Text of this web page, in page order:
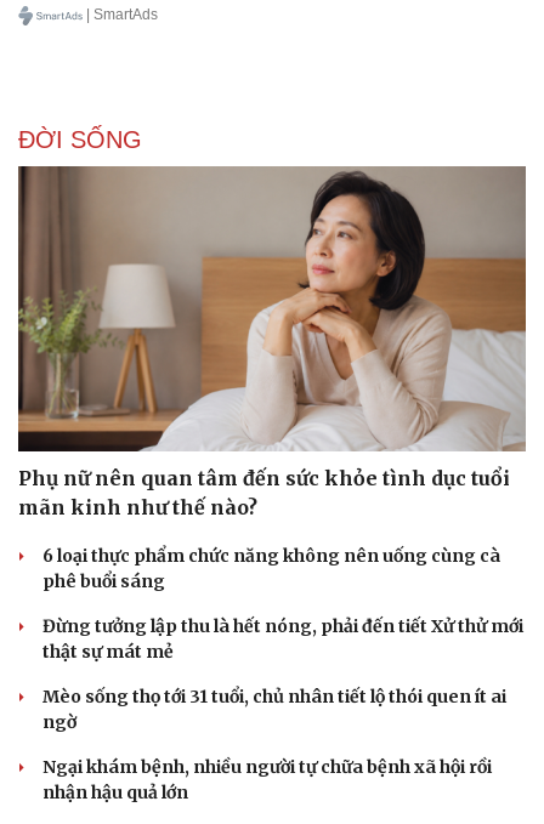
| SmartAds
ĐỜI SỐNG
Phụ nữ nên quan tâm đến sức khỏe tình dục tuổi
mãn kinh như thế nào?
6 loại thực phẩm chức năng không nên uống cùng cà
phê buổi sáng
Đừng tưởng lập thu là hết nóng, phải đến tiết Xử thử mới
thật sự mát mẻ
Mèo sống thọ tới 31 tuổi, chủ nhân tiết lộ thói quen ít ai
ngờ
Ngại khám bệnh, nhiều người tự chữa bệnh xã hội rồi
nhận hậu quả lớn